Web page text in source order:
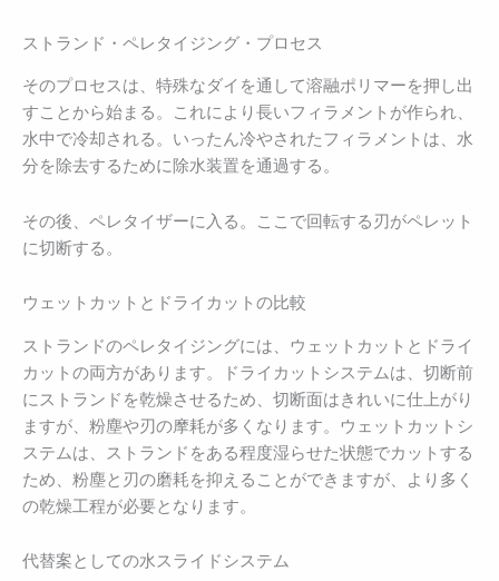
ストランド・ペレタイジング・プロセス
そのプロセスは、特殊なダイを通して溶融ポリマーを押し出
すことから始まる。これにより長いフィラメントが作られ、
水中で冷却される。いったん冷やされたフィラメントは、水
分を除去するために除水装置を通過する。
その後、ペレタイザーに入る。ここで回転する刃がペレット
に切断する。
ウェットカットとドライカットの比較
ストランドのペレタイジングには、ウェットカットとドライ
カットの両方があります。ドライカットシステムは、切断前
にストランドを乾燥させるため、切断面はきれいに仕上がり
ますが、粉塵や刃の摩耗が多くなります。ウェットカットシ
ステムは、ストランドをある程度湿らせた状態でカットする
ため、粉塵と刃の磨耗を抑えることができますが、より多く
の乾燥工程が必要となります。
代替案としての水スライドシステム